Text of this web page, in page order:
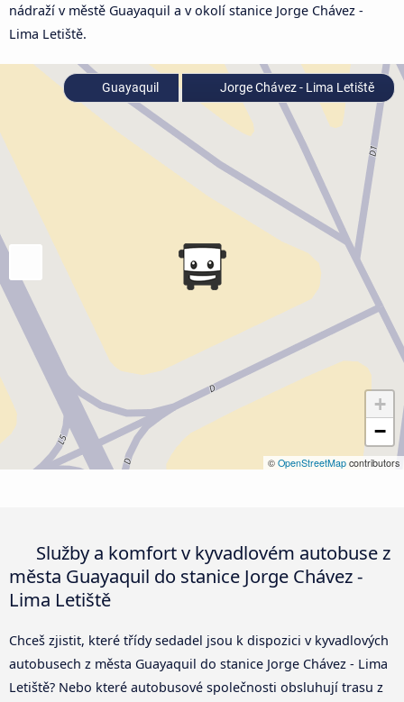
nádraží v městě Guayaquil a v okolí stanice Jorge Chávez -
Lima Letiště.
+
−
© OpenStreetMap contributors
Guayaquil Jorge Chávez - Lima Letiště
Služby a komfort v kyvadlovém autobuse z
města Guayaquil do stanice Jorge Chávez -
Lima Letiště
Chceš zjistit, které třídy sedadel jsou k dispozici v kyvadlových
autobusech z města Guayaquil do stanice Jorge Chávez - Lima
Letiště? Nebo které autobusové společnosti obsluhují trasu z